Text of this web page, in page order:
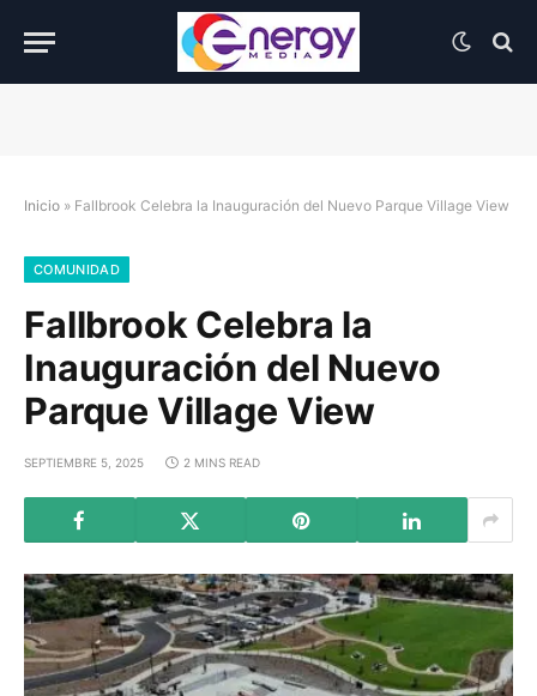
Inicio » Fallbrook Celebra la Inauguración del Nuevo Parque Village View
COMUNIDAD
Fallbrook Celebra la
Inauguración del Nuevo
Parque Village View
SEPTIEMBRE 5, 2025 2 MINS READ